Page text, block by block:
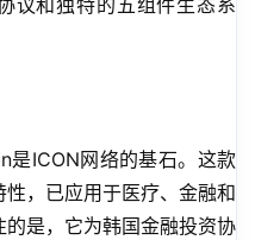
议和独特的五组件生态系
是ICON网络的基石。这款
，已应用于医疗、金融和
是，它为韩国金融投资协